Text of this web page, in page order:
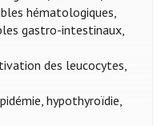
hématologiques,
gastro-intestinaux,
des leucocytes,
hypothyroïdie,